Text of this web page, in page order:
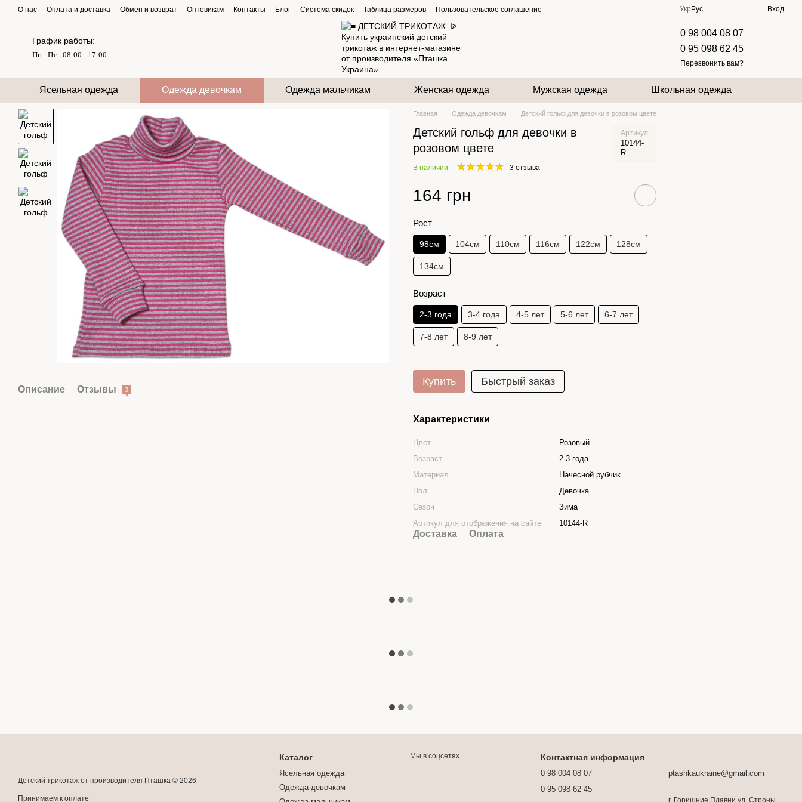
Перейти к основному контенту
О нас Оплата и доставка Обмен и возврат Оптовикам Контакты Блог Система скидок Таблица размеров Пользовательское соглашение Укр Рус Вход
График работы:
Пн - Пт - 08:00 - 17:00
0 98 004 08 07
0 95 098 62 45
Перезвонить вам?
Ясельная одежда Одежда девочкам Одежда мальчикам Женская одежда Мужская одежда Школьная одежда
Описание Отзывы 3
Главная Одежда девочкам Детский гольф для девочки в розовом цвете
Детский гольф для девочки в
розовом цвете
Артикул
10144-
R
В наличии 3 отзыва
164 грн
Рост
98см 104см 110см 116см 122см 128см
134см
Возраст
2-3 года 3-4 года 4-5 лет 5-6 лет 6-7 лет
7-8 лет 8-9 лет
Купить Быстрый заказ
Характеристики
Цвет
Розовый
Возраст
2-3 года
Материал
Начесной рубчик
Пол
Девочка
Сезон
Зима
Артикул для отображения на сайте
10144-R
Доставка Оплата
Детский трикотаж от производителя Пташка © 2026
Принимаем к оплате
Каталог
Ясельная одежда
Одежда девочкам
Мы в соцсетях Контактная информация
0 98 004 08 07
0 95 098 62 45
ptashkaukraine@gmail.com
г. Горишние Плавни,ул. Строны